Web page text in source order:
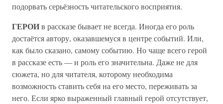
подорвать серьёзность читательского восприятия.
ГЕРОИв рассказе бывает не всегда. Иногда его роль
достаётся автору, оказавшемуся в центре событий. Или,
как было сказано, самому событию. Но чаще всего герой
в рассказе есть — и роль его значительна. Даже не для
сюжета, но для читателя, которому необходима
возможность ставить себя на его место, переживать за
него. Если ярко выраженный главный герой отсутствует,